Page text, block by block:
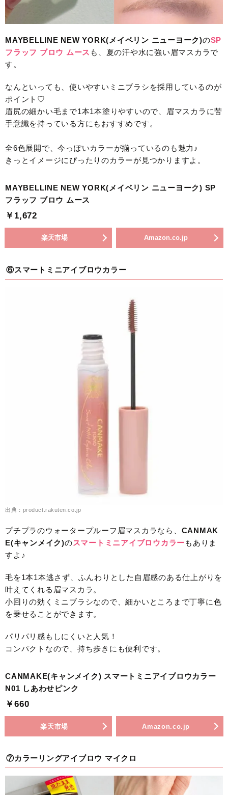
MAYBELLINE NEW YORK(メイベリン ニューヨーク)のSP
フラッフ ブロウ ムース も、夏の汗や水に強い眉マスカラで
す。
なんといっても、使いやすいミニブラシを採用しているのが
ポイント♡
眉尻の細かい毛まで1本1本塗りやすいので、眉マスカラに苦
手意識を持っている方にもおすすめです。
全6色展開で、今っぽいカラーが揃っているのも魅力♪
きっとイメージにぴったりのカラーが見つかりますよ。
MAYBELLINE NEW YORK(メイベリン ニューヨーク) SP
フラッフ ブロウ ムース
￥1,672
楽天市場 Amazon.co.jp
⑥スマートミニアイブロウカラー
出典：product.rakuten.co.jp
プチプラのウォータープルーフ眉マスカラなら、 CANMAK
E(キャンメイク)のスマートミニアイブロウカラーもありま
すよ♪
毛を1本1本逃さず、ふんわりとした自眉感のある仕上がりを
叶えてくれる眉マスカラ。
小回りの効くミニブラシなので、細かいところまで丁寧に色
を乗せることができます。
パリパリ感もしにくいと人気！
コンパクトなので、持ち歩きにも便利です。
CANMAKE(キャンメイク) スマートミニアイブロウカラー
N01 しあわせピンク
￥660
楽天市場 Amazon.co.jp
⑦カラーリングアイブロウ マイクロ